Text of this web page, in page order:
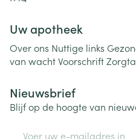
Uw apotheek
Over ons Nuttige links
van wachtVoorschrift
Nieuwsbrief
Blijf op de hoogte van